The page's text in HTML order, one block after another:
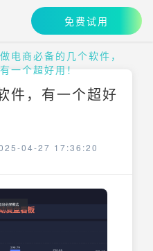
免费试用
做电商必备的几个软件，
有一个超好用！
件，有一个超好
04-27 17:36:20